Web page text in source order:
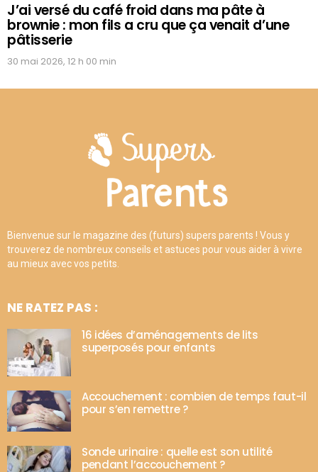
J’ai versé du café froid dans ma pâte à
brownie : mon fils a cru que ça venait d’une
pâtisserie
30 mai 2026, 12 h 00 min
Bienvenue sur le magazine des (futurs) supers parents ! Vous y
trouverez de nombreux conseils et astuces pour vous aider à vivre
au mieux avec vos petits.
NE RATEZ PAS :
16 idées d’aménagements de lits
superposés pour enfants
Accouchement : combien de temps faut-il
pour s’en remettre ?
Sonde urinaire : quelle est son utilité
pendant l’accouchement ?